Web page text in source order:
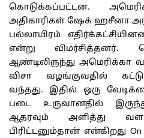
கொடுக்கப்பட்டன.
அதிகாரிகள் ஷேக் ஹசீனா
பல்லாயிரம்
என்று விமர்சித்தனர்.
ஆண்டிலிருந்து அமெரிக்கா
விசா வழங்குவதில்
வந்தது. இதில் ஒரு
படை உருவானதில்
ஆதரவும் அளித்து
பிரிட்டனும்தான் என்கிறது On